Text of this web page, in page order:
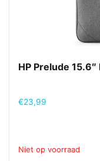
HP Prelude
€23,99
Niet op voorraad